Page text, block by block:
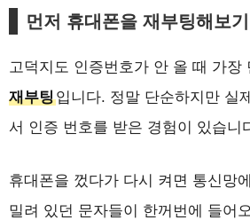
먼저 휴대폰을 재부팅해보기
고덕지도 인증번호가 안 올 때 가장
재부팅입니다. 정말 단순하지만 실
서 인증 번호를 받은 경험이 있습니
휴대폰을 껐다가 다시 켜면 통신망
밀려 있던 문자들이 한꺼번에 들어